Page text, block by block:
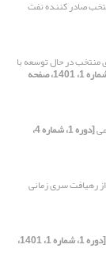
صادر کننده نفت
منتخب در حال توسعه با
[دوره 1، شماره 1، 1401، صفحه
[دوره 1، شماره 4،
رهیافت سری زمانی
[دوره 1، شماره 1، 1401،